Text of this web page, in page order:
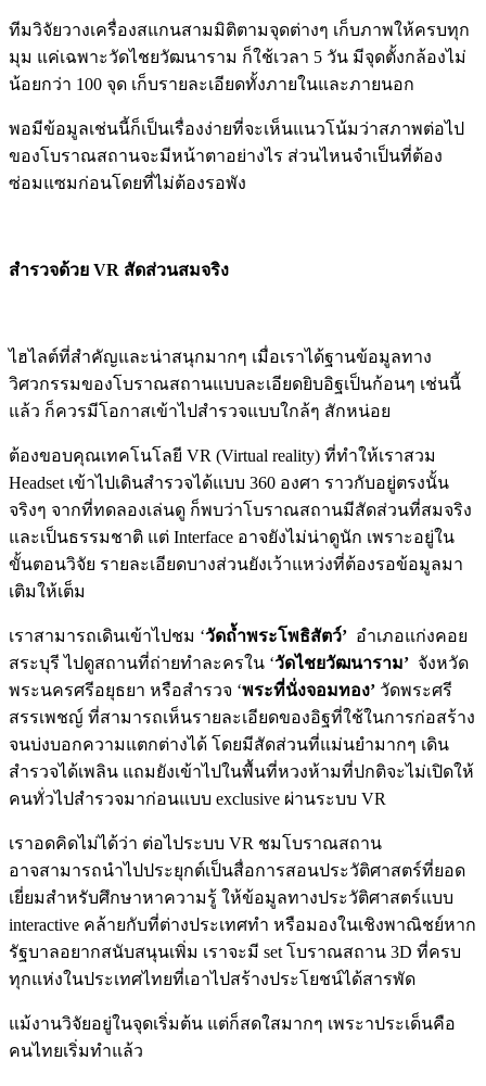
ทีมวิจัยวางเครื่องสแกนสามมิติตามจุดต่างๆ เก็บภาพให้ครบทุก
มุม แค่เฉพาะวัดไชยวัฒนาราม ก็ใช้เวลา 5 วัน มีจุดตั้งกล้องไม่
น้อยกว่า 100 จุด เก็บรายละเอียดทั้งภายในและภายนอก
พอมีข้อมูลเช่นนี้ก็เป็นเรื่องง่ายที่จะเห็นแนวโน้มว่าสภาพต่อไป
ของโบราณสถานจะมีหน้าตาอย่างไร ส่วนไหนจำเป็นที่ต้อง
ซ่อมแซมก่อนโดยที่ไม่ต้องรอพัง
สำรวจด้วย VR สัดส่วนสมจริง
ไฮไลต์ที่สำคัญและน่าสนุกมากๆ เมื่อเราได้ฐานข้อมูลทาง
วิศวกรรมของโบราณสถานแบบละเอียดยิบอิฐเป็นก้อนๆ เช่นนี้
แล้ว ก็ควรมีโอกาสเข้าไปสำรวจแบบใกล้ๆ สักหน่อย
ต้องขอบคุณเทคโนโลยี VR (Virtual reality) ที่ทำให้เราสวม
Headset เข้าไปเดินสำรวจได้แบบ 360 องศา ราวกับอยู่ตรงนั้น
จริงๆ จากที่ทดลองเล่นดู ก็พบว่าโบราณสถานมีสัดส่วนที่สมจริง
และเป็นธรรมชาติ แต่ Interface อาจยังไม่น่าดูนัก เพราะอยู่ใน
ขั้นตอนวิจัย รายละเอียดบางส่วนยังเว้าแหว่งที่ต้องรอข้อมูลมา
เติมให้เต็ม
เราสามารถเดินเข้าไปชม ‘วัดถ้ำพระโพธิสัตว์’ อำเภอแก่งคอย
สระบุรี ไปดูสถานที่ถ่ายทำละครใน ‘วัดไชยวัฒนาราม’ จังหวัด
พระนครศรีอยุธยา หรือสำรวจ ‘พระที่นั่งจอมทอง’ วัดพระศรี
สรรเพชญ์ ที่สามารถเห็นรายละเอียดของอิฐที่ใช้ในการก่อสร้าง
จนบ่งบอกความแตกต่างได้ โดยมีสัดส่วนที่แม่นยำมากๆ เดิน
สำรวจได้เพลิน แถมยังเข้าไปในพื้นที่หวงห้ามที่ปกติจะไม่เปิดให้
คนทั่วไปสำรวจมาก่อนแบบ exclusive ผ่านระบบ VR
เราอดคิดไม่ได้ว่า ต่อไประบบ VR ชมโบราณสถาน
อาจสามารถนำไปประยุกต์เป็นสื่อการสอนประวัติศาสตร์ที่ยอด
เยี่ยมสำหรับศึกษาหาความรู้ ให้ข้อมูลทางประวัติศาสตร์แบบ
interactive คล้ายกับที่ต่างประเทศทำ หรือมองในเชิงพาณิชย์หาก
รัฐบาลอยากสนับสนุนเพิ่ม เราจะมี set โบราณสถาน 3D ที่ครบ
ทุกแห่งในประเทศไทยที่เอาไปสร้างประโยชน์ได้สารพัด
แม้งานวิจัยอยู่ในจุดเริ่มต้น แต่ก็สดใสมากๆ เพระาประเด็นคือ
คนไทยเริ่มทำแล้ว